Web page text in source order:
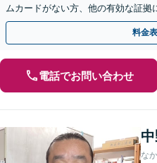
ムカードがない方、他の有効な証拠
断られた方もご相談ください。あな
料金
電話でお問い合わせ
な